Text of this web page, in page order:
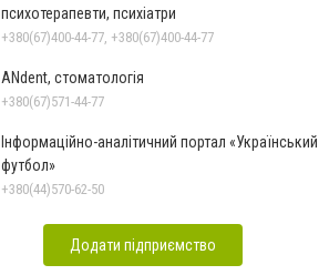
психотерапевти, психіатри
+380(67)400-44-77, +380(67)400-44-77
ANdent, стоматологія
+380(67)571-44-77
Інформаційно-аналітичний портал «Український
футбол»
+380(44)570-62-50
Додати підприємство